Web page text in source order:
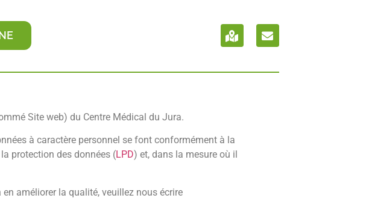
Site web) du Centre Médical du Jura.
à caractère personnel se font conformément à la
protection des données (LPD) et, dans la mesure où il
améliorer la qualité, veuillez nous écrire